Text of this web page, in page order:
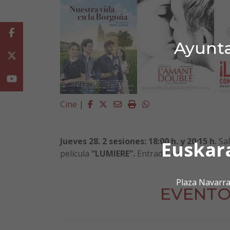
Plaza
Cine | Facebook
Twitter
EmailImprimirWhatsapp
Jueves 28. 2 sesiones: 18:00 h. y 20:15 h.
película “LUMIERE”. Entrada: 4 €.
Facebook
Youtube